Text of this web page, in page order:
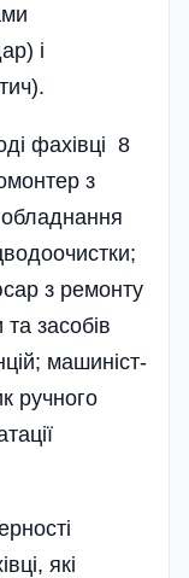
і
фахівці 8
з
з ремонту
засобів
машиніст-
ручного
які